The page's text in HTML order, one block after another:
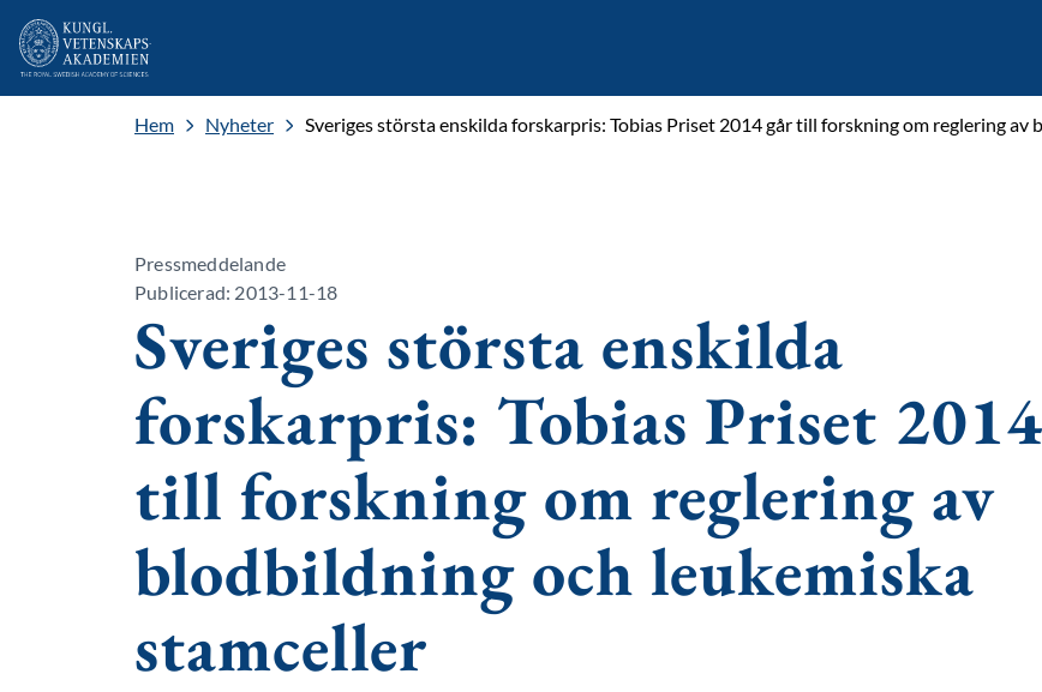
Hem Nyheter Sveriges största enskilda forskarpris: Tobias Priset 2014 går till forskning om reglering
Pressmeddelande
Publicerad: 2013-11-18
Sveriges största enskilda
forskarpris: Tobias Priset
till forskning om reglering av
blodbildning och leukemiska
stamceller